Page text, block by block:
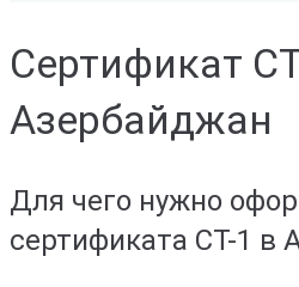
Сертификат
Азербайджан
Для чего нужно
сертификата СТ-1 в